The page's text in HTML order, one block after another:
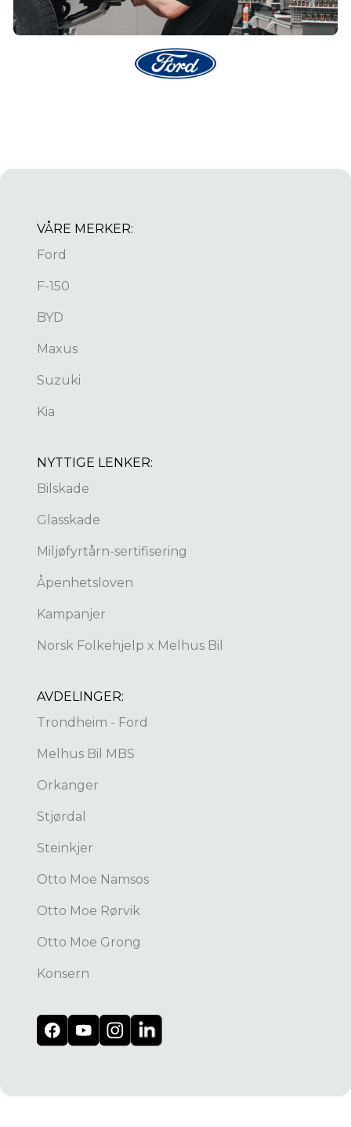
VÅRE MERKER:
Ford
F-150
BYD
Maxus
Suzuki
Kia
NYTTIGE LENKER:
Bilskade
Glasskade
Miljøfyrtårn-sertifisering
Åpenhetsloven
Kampanjer
Norsk Folkehjelp x Melhus Bil
AVDELINGER:
Trondheim - Ford
Melhus Bil MBS
Orkanger
Stjørdal
Steinkjer
Otto Moe Namsos
Otto Moe Rørvik
Otto Moe Grong
Konsern